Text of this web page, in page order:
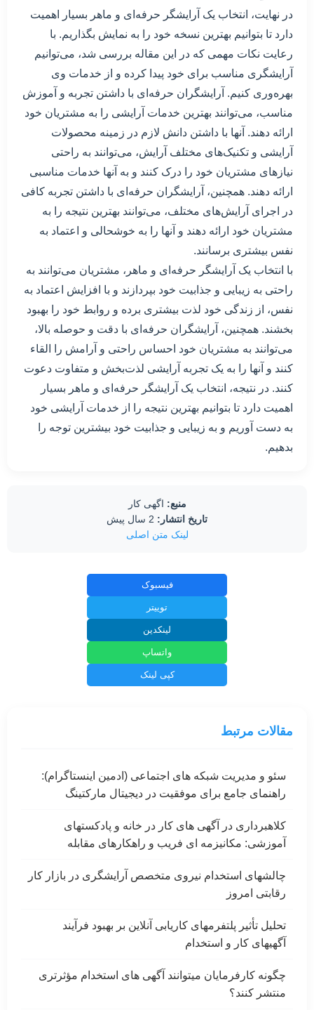
در نهایت، انتخاب یک آرایشگر حرفه‌ای و ماهر بسیار اهمیت
دارد تا بتوانیم بهترین نسخه خود را به نمایش بگذاریم. با
رعایت نکات مهمی که در این مقاله بررسی شد، می‌توانیم
آرایشگری مناسب برای خود پیدا کرده و از خدمات وی
بهره‌وری کنیم. آرایشگران حرفه‌ای با داشتن تجربه و آموزش
مناسب، می‌توانند بهترین خدمات آرایشی را به مشتریان خود
ارائه دهند. آنها با داشتن دانش لازم در زمینه محصولات
آرایشی و تکنیک‌های مختلف آرایش، می‌توانند به راحتی
نیازهای مشتریان خود را درک کنند و به آنها خدمات مناسبی
ارائه دهند. همچنین، آرایشگران حرفه‌ای با داشتن تجربه کافی
در اجرای آرایش‌های مختلف، می‌توانند بهترین نتیجه را به
مشتریان خود ارائه دهند و آنها را به خوشحالی و اعتماد به
نفس بیشتری برسانند.
با انتخاب یک آرایشگر حرفه‌ای و ماهر، مشتریان می‌توانند به
راحتی به زیبایی و جذابیت خود بپردازند و با افزایش اعتماد به
نفس، از زندگی خود لذت بیشتری برده و روابط خود را بهبود
بخشند. همچنین، آرایشگران حرفه‌ای با دقت و حوصله بالا،
می‌توانند به مشتریان خود احساس راحتی و آرامش را القاء
کنند و آنها را به یک تجربه آرایشی لذت‌بخش و متفاوت دعوت
کنند. در نتیجه، انتخاب یک آرایشگر حرفه‌ای و ماهر بسیار
اهمیت دارد تا بتوانیم بهترین نتیجه را از خدمات آرایشی خود
به دست آوریم و به زیبایی و جذابیت خود بیشترین توجه را
بدهیم.
منبع: اگهی کار
تاریخ انتشار:
لینک متن اصلی
فیسبوک
توییتر
لینکدین
واتساپ
کپی لینک
مقالات مرتبط
سئو و مدیریت شبکه های اجتماعی (ادمین اینستاگرام):
راهنمای جامع برای موفقیت در دیجیتال مارکتینگ
کلاهبرداری در آگهی های کار در خانه و پادکستهای
آموزشی: مکانیزمه ای فریب و راهکارهای مقابله
چالشهای استخدام نیروی متخصص آرایشگری در بازار کار
رقابتی امروز
تحلیل تأثیر پلتفرمهای کاریابی آنلاین بر بهبود فرآیند
آگهیهای کار و استخدام
چگونه کارفرمایان میتوانند آگهی های استخدام مؤثرتری
منتشر کنند؟